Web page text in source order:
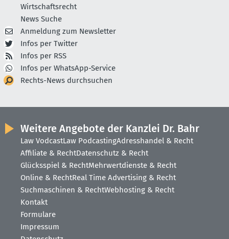
Wirtschaftsrecht
News Suche
Anmeldung zum Newsletter
Infos per Twitter
Infos per RSS
Infos per WhatsApp-Service
Rechts-News durchsuchen
Weitere Angebote der Kanzlei Dr. Bahr
Law VodcastLaw PodcastingAdresshandel & Recht
Affiliate & RechtDatenschutz & Recht
Glücksspiel & RechtMehrwertdienste & Recht
Online & RechtReal Time Advertising & Recht
Suchmaschinen & RechtWebhosting & Recht
Kontakt
Formulare
Impressum